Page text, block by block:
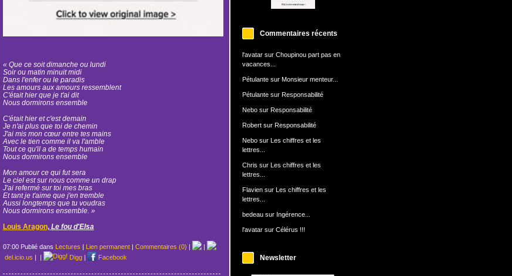
Commentaires récents
l'avatarsur Choupinou part pas en
vacances...
Pétulantesur Monsieur menteur...
Pétulantesur Responsabilité
Nebosur Responsabilité
Robertsur Responsabilité
Nebosur Les chiffres et les
lettres...
Chris sur Les chiffres et les
lettres...
Flaviensur Les chiffres et les
lettres...
bedeausur Ingérence...
l'avatarsur Célérus !!!
Newsletter
« Que ce soit dimanche ou lundi
Soir ou matin minuit midi
Dans l'enfer ou le paradis
Les amours aux amours ressemblent
C'était hier que je t'ai dit
Nous dormirons ensemble
C'était hier et c'est demain
Je n'ai plus que toi de chemin
J'ai mis mon cœur entre tes mains
Avec le tien comme il va l'amble
Tout ce qu'il a de temps humain
Nous dormirons ensemble
Mon amour ce qui fut sera
Le ciel est sur nous comme un drap
J'ai refermé sur toi mes bras
Et tant je t'aime que j'en tremble
Aussi longtemps que tu voudras
Nous dormirons ensemble. »
Louis Aragon, Le fou d'Elsa
07:00 Publié dans Lectures | Lien permanent| Commentaires (0) |
|
del.icio.us | | Digg| Facebook